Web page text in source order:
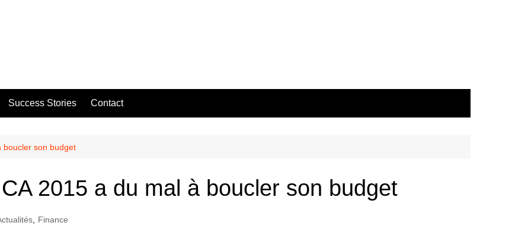
Success Stories Contact
boucler son budget
2015 a du mal à boucler son budget
Finance